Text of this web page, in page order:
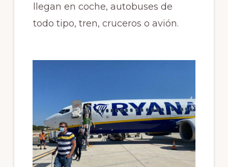
llegan en coche, autobuses de
todo tipo, tren, cruceros o avión.